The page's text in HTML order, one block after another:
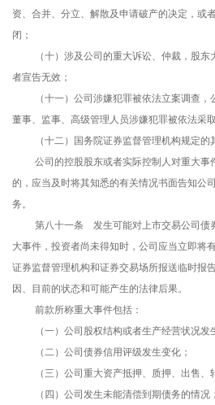
资、合并、分立、解散及申请破产的决定，或
闭；
（十）涉及公司的重大诉讼、仲裁，股
者宣告无效；
（十一）公司涉嫌犯罪被依法立案调查，
董事、监事、高级管理人员涉嫌犯罪被依法采
（十二）国务院证券监督管理机构规定的
公司的控股股东或者实际控制人对重大事
的，应当及时将其知悉的有关情况书面告知公
务。
第八十一条 发生可能对上市交易公司债
大事件，投资者尚未得知时，公司应当立即将
证券监督管理机构和证券交易场所报送临时报
因、目前的状态和可能产生的法律后果。
前款所称重大事件包括：
（一）公司股权结构或者生产经营状况发
（二）公司债券信用评级发生变化；
（三）公司重大资产抵押、质押、出售、
（四）公司发生未能清偿到期债务的情况；